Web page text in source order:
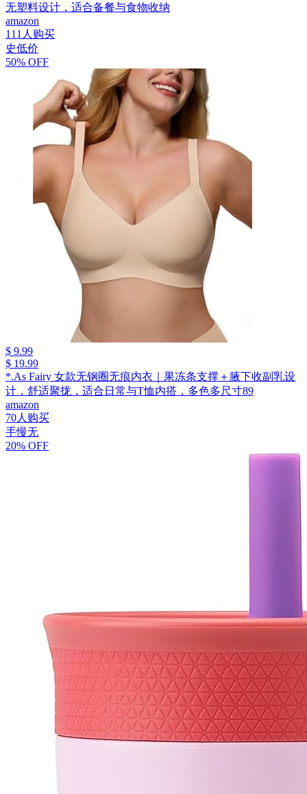
无塑料设计，适合备餐与食物收纳
amazon
111人购买
史低价
50% OFF
$ 9.99
$ 19.99
*.As Fairy 女款无钢圈无痕内衣｜果冻条支撑＋腋下收副乳设
计，舒适聚拢，适合日常与T恤内搭，多色多尺寸89
amazon
70人购买
手慢无
20% OFF